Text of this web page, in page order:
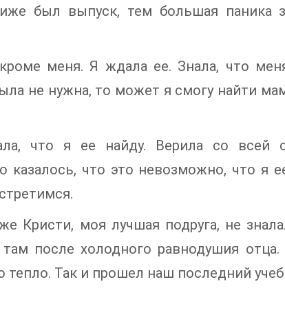
был выпуск, тем большая паника
меня. Я ждала ее. Знала, что
не нужна, то может я смогу найти
что я ее найду. Верила со всей
казалось, что это невозможно, что я
Кристи, моя лучшая подруга, не
после холодного равнодушия
тепло. Так и прошел наш последний